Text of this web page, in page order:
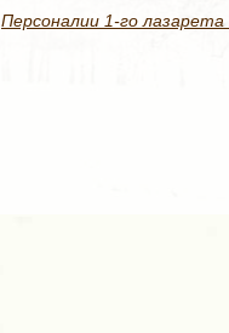
Персоналии 1-го лазарета